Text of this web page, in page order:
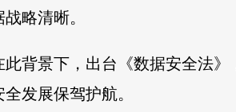
略清晰。
此背景下，出台《数据安全法
发展保驾护航。